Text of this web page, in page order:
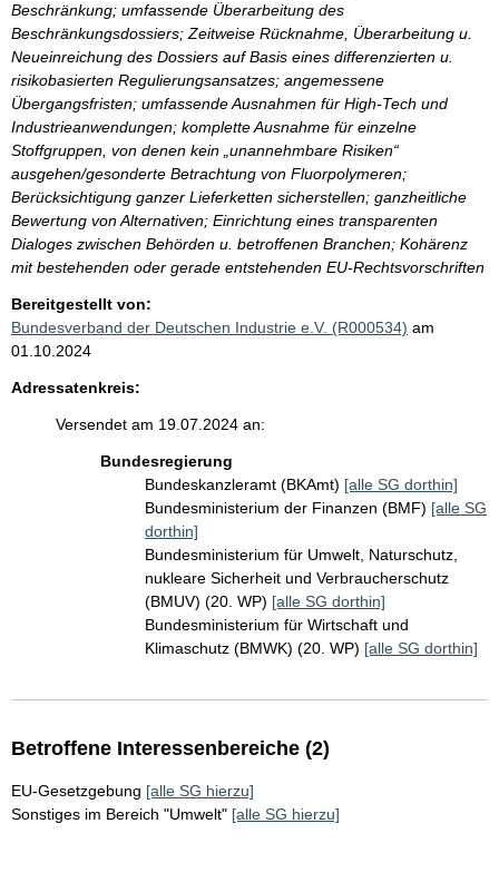
Beschränkung; umfassende Überarbeitung des
Beschränkungsdossiers; Zeitweise Rücknahme, Überarbeitung u.
Neueinreichung des Dossiers auf Basis eines differenzierten u.
risikobasierten Regulierungsansatzes; angemessene
Übergangsfristen; umfassende Ausnahmen für High-Tech und
Industrieanwendungen; komplette Ausnahme für einzelne
Stoffgruppen, von denen kein „unannehmbare Risiken“
ausgehen/gesonderte Betrachtung von Fluorpolymeren;
Berücksichtigung ganzer Lieferketten sicherstellen; ganzheitliche
Bewertung von Alternativen; Einrichtung eines transparenten
Dialoges zwischen Behörden u. betroffenen Branchen; Kohärenz
mit bestehenden oder gerade entstehenden EU-Rechtsvorschriften
Bereitgestellt von:
Bundesverband der Deutschen Industrie e.V. (R000534) am
01.10.2024
Adressatenkreis:
Versendet am 19.07.2024 an:
Bundesregierung
Bundeskanzleramt (BKAmt) [alle SG dorthin]
Bundesministerium der Finanzen (BMF) [alle SG
dorthin]
Bundesministerium für Umwelt, Naturschutz,
nukleare Sicherheit und Verbraucherschutz
(BMUV) (20. WP) [alle SG dorthin]
Bundesministerium für Wirtschaft und
Klimaschutz (BMWK) (20. WP) [alle SG dorthin]
Betroffene Interessenbereiche (2)
EU-Gesetzgebung [alle SG hierzu]
Sonstiges im Bereich "Umwelt" [alle SG hierzu]